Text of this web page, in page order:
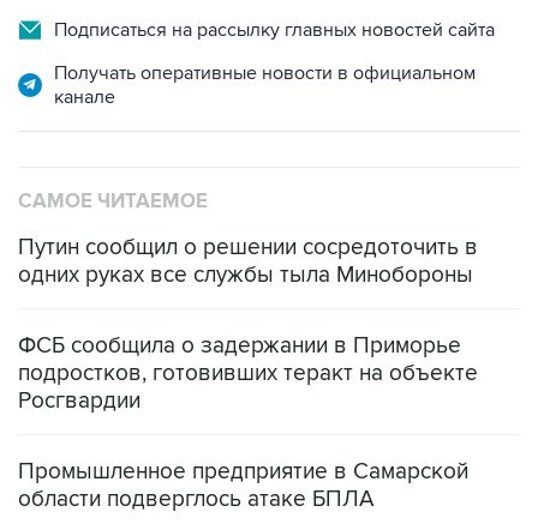
Подписаться на рассылку главных новостей сайта
Получать оперативные новости в официальном
канале
САМОЕ ЧИТАЕМОЕ
Путин сообщил о решении сосредоточить в
одних руках все службы тыла Минобороны
ФСБ сообщила о задержании в Приморье
подростков, готовивших теракт на объекте
Росгвардии
Промышленное предприятие в Самарской
области подверглось атаке БПЛА